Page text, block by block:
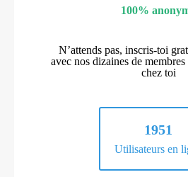
100%
N’attends pas, inscris-toi
avec nos dizaines de
chez toi
1951
Utilisateurs en